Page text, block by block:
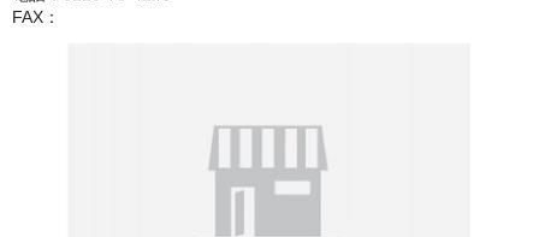
FAX：